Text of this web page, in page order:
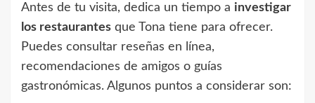
Antes de tu visita, dedica un tiempo a investigar
los restaurantes que Tona tiene para ofrecer.
Puedes consultar reseñas en línea,
recomendaciones de amigos o guías
gastronómicas. Algunos puntos a considerar son: